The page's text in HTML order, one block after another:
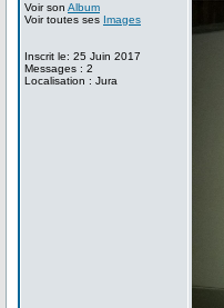
Voir son Album
Voir toutes ses Images
Inscrit le: 25 Juin 2017
Messages : 2
Localisation : Jura